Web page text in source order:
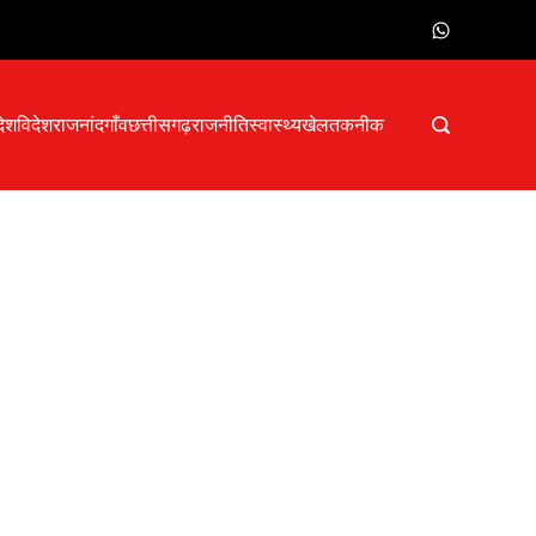
विदेशराजनांदगाँवछत्तीसगढ़राजनीतिस्वास्थ्यखेलतकनीक